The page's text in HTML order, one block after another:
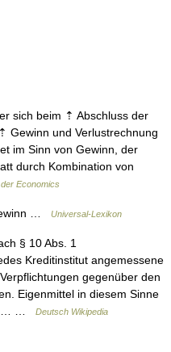
sich beim ⇡ Abschluss der
Gewinn und Verlustrechnung
im Sinn von Gewinn, der
durch Kombination von
Economics
… Universal-Lexikon
§ 10 Abs. 1
Kreditinstitut angemessene
gegenüber den
Eigenmittel in diesem Sinne
…
Deutsch Wikipedia